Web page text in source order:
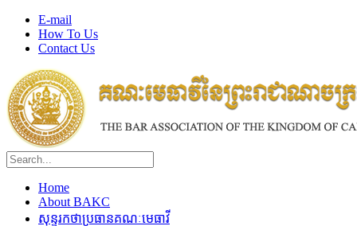
E-mail
How To Us
Contact Us
Home
About BAKC
សុន្ទរកថាប្រធានគណៈមេធាវី